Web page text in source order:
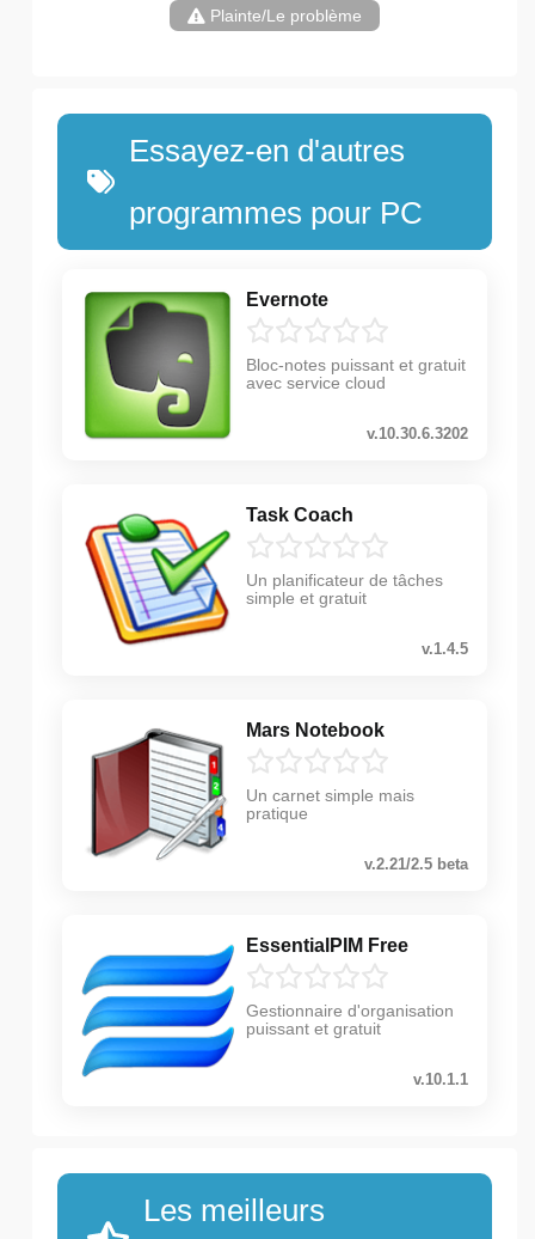
Plainte/Le problème
Essayez-en d'autres
programmes pour PC
Evernote
Bloc-notes puissant et gratuit
avec service cloud
v.10.30.6.3202
Task Coach
Un planificateur de tâches
simple et gratuit
v.1.4.5
Mars Notebook
Un carnet simple mais
pratique
v.2.21/2.5 beta
EssentialPIM Free
Gestionnaire d'organisation
puissant et gratuit
v.10.1.1
Les meilleurs